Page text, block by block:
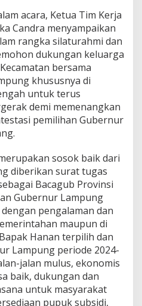
a
acara, Ketua Tim Kerja
Candra menyampaikan
rangka silaturahmi dan
dukungan keluarga
bersama
khususnya di
untuk terus
demi memenangkan
pemilihan Gubernur
sosok baik dari
diberikan surat tugas
Bacagub Provinsi
Gubernur Lampung
pengalaman dan
maupun di
Hanan terpilih dan
Lampung periode 2024-
jalan mulus, ekonomis
baik, dukungan dan
untuk masyarakat
pupuk subsidi,